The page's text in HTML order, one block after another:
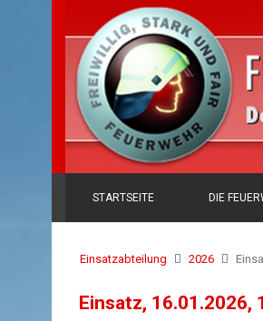
STARTSEITE DIE
Einsatzabteilung 2026
Einsatz, 16.01.2026,